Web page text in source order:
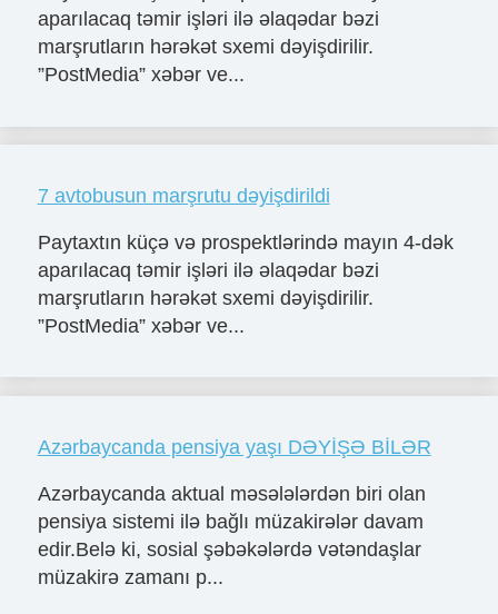
aparılacaq təmir işləri ilə əlaqədar bəzi
marşrutların hərəkət sxemi dəyişdirilir.
”PostMedia” xəbər ve...
7 avtobusun marşrutu dəyişdirildi
Paytaxtın küçə və prospektlərində mayın 4-dək
aparılacaq təmir işləri ilə əlaqədar bəzi
marşrutların hərəkət sxemi dəyişdirilir.
”PostMedia” xəbər ve...
Azərbaycanda pensiya yaşı DƏYİŞƏ BİLƏR
Azərbaycanda aktual məsələlərdən biri olan
pensiya sistemi ilə bağlı müzakirələr davam
edir.Belə ki, sosial şəbəkələrdə vətəndaşlar
müzakirə zamanı p...